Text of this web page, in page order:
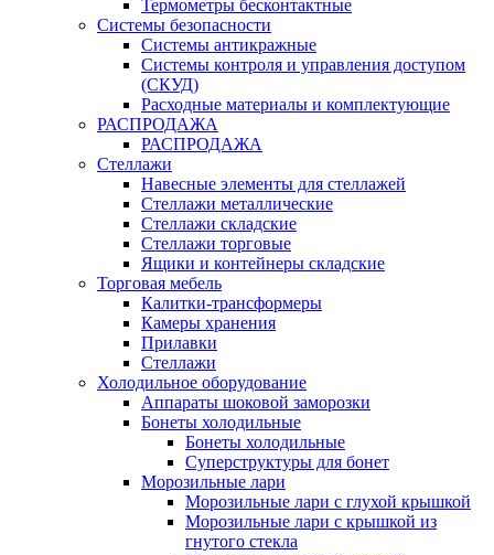
Термометры бесконтактные
Системы безопасности
Системы антикражные
Системы контроля и управления доступом
(СКУД)
Расходные материалы и комплектующие
РАСПРОДАЖА
РАСПРОДАЖА
Стеллажи
Навесные элементы для стеллажей
Стеллажи металлические
Стеллажи складские
Стеллажи торговые
Ящики и контейнеры складские
Торговая мебель
Калитки-трансформеры
Камеры хранения
Прилавки
Стеллажи
Холодильное оборудование
Аппараты шоковой заморозки
Бонеты холодильные
Бонеты холодильные
Суперструктуры для бонет
Морозильные лари
Морозильные лари с глухой крышкой
Морозильные лари с крышкой из
гнутого стекла